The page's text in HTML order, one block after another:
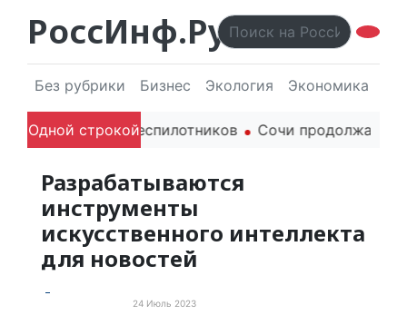
РоссИнф.Ру
Без рубрики Бизнес Экология Экономика
Одной строкойбеспилотников Сочи продолжает
Разрабатываются
инструменты
искусственного интеллекта
для новостей
24 Июль 2023